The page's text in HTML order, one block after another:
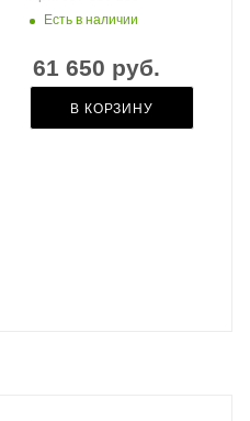
Есть в наличии
61 650 руб.
В КОРЗИНУ